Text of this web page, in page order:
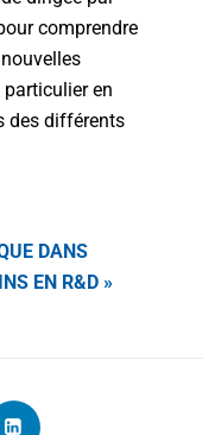
comprendre
en
des différents
DANS
EN R&D »